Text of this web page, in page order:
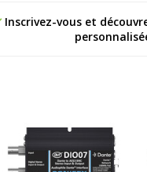
Inscrivez-vous et